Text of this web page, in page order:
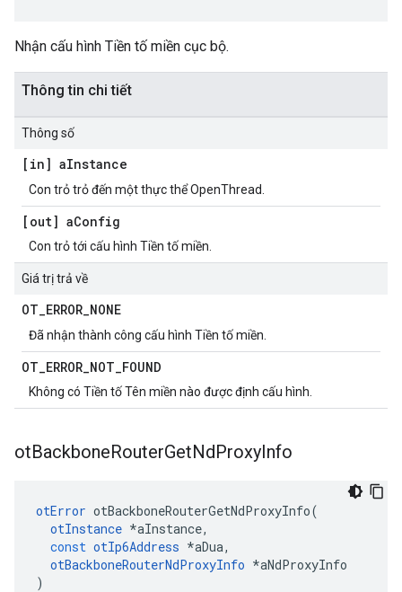
Nhận cấu hình Tiền tố miền cục bộ.
Thông tin chi tiết
Thông số
[in] aInstance
Con trỏ trỏ đến một thực thể OpenThread.
[out] aConfig
Con trỏ tới cấu hình Tiền tố miền.
Giá trị trả về
OT_ERROR_NONE
Đã nhận thành công cấu hình Tiền tố miền.
OT_ERROR_NOT_FOUND
Không có Tiền tố Tên miền nào được định cấu hình.
otBackboneRouterGetNdProxyInfo
otError otBackboneRouterGetNdProxyInfo(
otInstance *aInstance,
const otIp6Address *aDua,
otBackboneRouterNdProxyInfo *aNdProxyInfo
)